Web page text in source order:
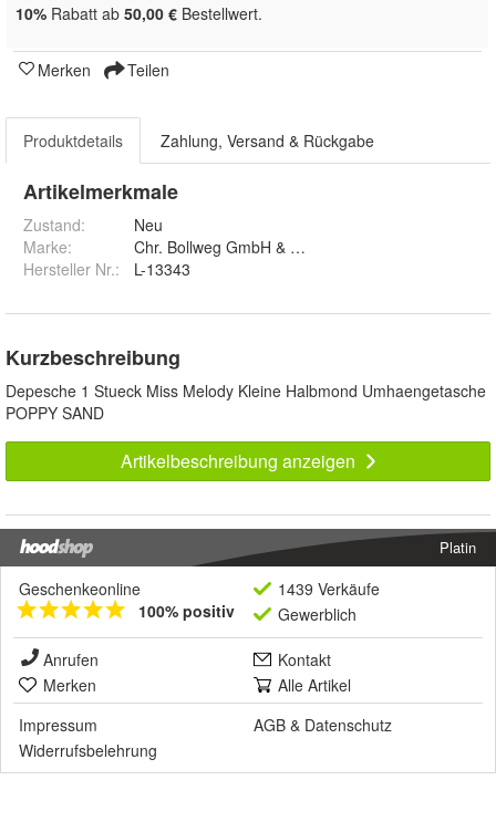
10% Rabatt ab 50,00 € Bestellwert.
Merken Teilen
Produktdetails Zahlung, Versand & Rückgabe
Artikelmerkmale
Zustand:
Neu
Marke:
Chr. Bollweg GmbH & Co. KG
Hersteller Nr.:
L-13343
Kurzbeschreibung
Depesche 1 Stueck Miss Melody Kleine Halbmond Umhaengetasche
POPPY SAND
Artikelbeschreibung anzeigen
Platin
Geschenkeonline
100% positiv
1439 Verkäufe
Gewerblich
Anrufen
Kontakt
Merken
Alle Artikel
Impressum
AGB & Datenschutz
Widerrufsbelehrung